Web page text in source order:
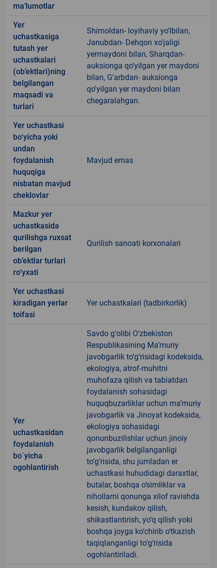
ma’lumotlar
Yer
uchastkasiga
tutash yer
uchastkalari
(ob’ektlari)ning
belgilangan
maqsadi va
turlari
Shimoldan- loyihaviy yo'lbilan,
Janubdan- Dehqon xo'jaligi
yermaydoni bilan, Sharqdan-
auksionga qo'yilgan yer maydoni
bilan, G'arbdan- auksionga
qo'yilgan yer maydoni bilan
chegaralahgan.
Yer uchastkasi
bo‘yicha yoki
undan
foydalanish
huquqiga
nisbatan mavjud
cheklovlar
Mavjud emas
Mazkur yer
uchastkasida
qurilishga ruxsat
berilgan
ob’ektlar turlari
ro‘yxati
Qurilish sanoati korxonalari
Yer uchastkasi
kiradigan yerlar
toifasi
Yer uchastkalari (tadbirkorlik)
Yer
uchastkasidan
foydalanish
bo`yicha
ogohlantirish
Savdo g‘olibi O‘zbekiston
Respublikasining Ma’muriy
javobgarlik to‘g‘risidagi kodeksida,
ekologiya, atrof-muhitni
muhofaza qilish va tabiatdan
foydalanish sohasidagi
huquqbuzarliklar uchun ma’muriy
javobgarlik va Jinoyat kodeksida,
ekologiya sohasidagi
qonunbuzilishlar uchun jinoiy
javobgarlik belgilanganligi
to‘g‘risida, shu jumladan er
uchastkasi huhudidagi daraxtlar,
butalar, boshqa o‘simliklar va
nihollarni qonunga xilof ravishda
kesish, kundakov qilish,
shikastlantirish, yo‘q qilish yoki
boshqa joyga ko‘chirib o‘tkazish
taqiqlanganligi to‘g‘risida
ogohlantiriladi.